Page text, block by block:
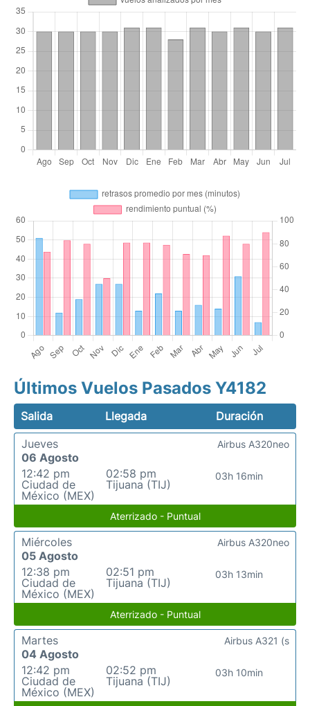
Últimos Vuelos Pasados Y4182
Salida Llegada
Duración
Jueves
06 Agosto
12:42 pm
Ciudad de
México (MEX)
02:58 pm
Tijuana (TIJ)
03h 16min
Airbus A320neo
Aterrizado - Puntual
Miércoles
05 Agosto
12:38 pm
Ciudad de
México (MEX)
02:51 pm
Tijuana (TIJ)
03h 13min
Airbus A320neo
Aterrizado - Puntual
Martes
04 Agosto
12:42 pm
Ciudad de
México (MEX)
02:52 pm
Tijuana (TIJ)
03h 10min
Airbus A321 (s